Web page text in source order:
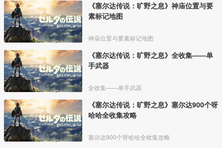
《塞尔达传说：旷野之息》神庙位置与要
素标记地图
神庙位置与要素标记地图
《塞尔达传说：旷野之息》全收集——单
手武器
全收集——单手武器
《塞尔达传说：旷野之息》塞尔达900个呀
哈哈全收集攻略
塞尔达900个呀哈哈全收集攻略